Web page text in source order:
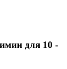
для 10 -